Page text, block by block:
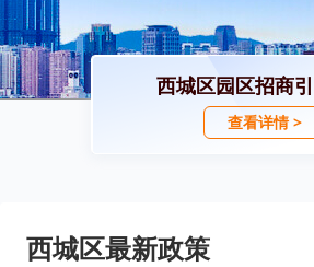
西城区园区招商
查看详情 >
西城区最新政策